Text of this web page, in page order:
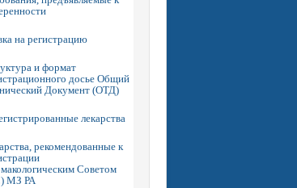
на регистрацию
и формат
досье Общий
Документ (ОТД)
лекарства
рекомендованные к
Советом
МЗ РА